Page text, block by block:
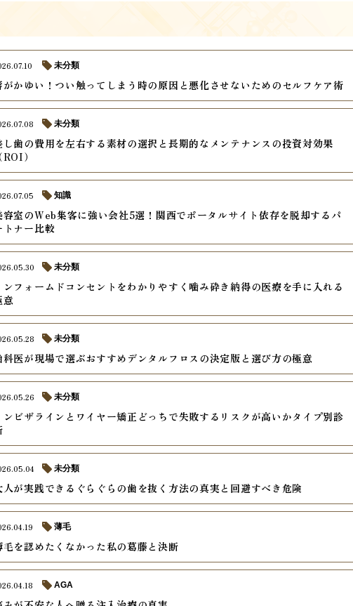
がかゆい！つい触ってしまう時の原因と悪化させないためのセルフケア術
未分類
し歯の費用を左右する素材の選択と長期的なメンテナンスの投資対効果
（ROI）
未分類
容室のWeb集客に強い会社5選！関西でポータルサイト依存を脱却するパ
トナー比較
知識
ンフォームドコンセントをわかりやすく噛み砕き納得の医療を手に入れる
意
未分類
科医が現場で選ぶおすすめデンタルフロスの決定版と選び方の極意
未分類
ンビザラインとワイヤー矯正どっちで失敗するリスクが高いかタイプ別診
未分類
人が実践できるぐらぐらの歯を抜く方法の真実と回避すべき危険
未分類
毛を認めたくなかった私の葛藤と決断
薄毛
AGA